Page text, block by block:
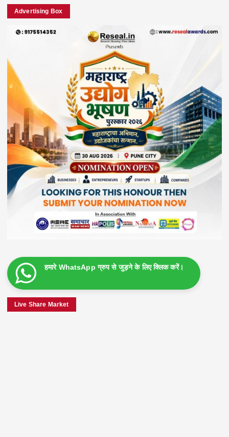
Advertising Box
हमारे WhatsApp ग्रुप से जुड़ने के लिए क्लिक करें।
Live Share Market